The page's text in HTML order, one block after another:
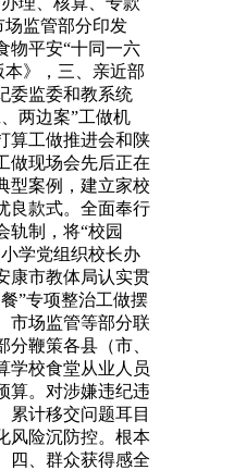
场监管部分印发
物平安“十同一六
本》，三、亲近部
委监委和教系统
两边案”工做机
算工做推进会和陕
做现场会先后正在
型案例，建立家校
良款式。全面奉行
轨制，将“校园
学党组织校长办
康市教体局认实贯
”专项整治工做摆
市场监管等部分联
分鞭策各县（市、
学校食堂从业人员
算。对涉嫌违纪违
累计移交问题耳目
风险沉防控。根本
四、群众获得感全